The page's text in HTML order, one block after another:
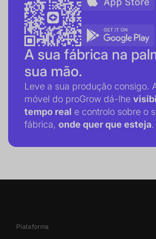
A sua fábrica na
sua mão.
Leve a sua produção consigo.
móvel do proGrow dá-lhe
tempo real e controlo sobre o
fábrica, onde quer que esteja.
Plataforma